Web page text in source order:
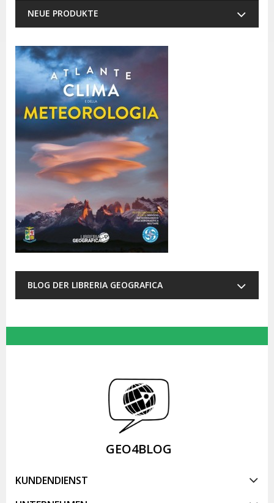
NEUE PRODUKTE
BLOG DER LIBRERIA GEOGRAFICA
GEO4BLOG
KUNDENDIENST